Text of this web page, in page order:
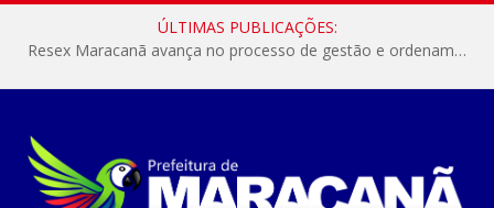
ÚLTIMAS PUBLICAÇÕES:
Resex Maracanã avança no processo de gestão e ordenamento do turismo em nossas áreas protegidas.